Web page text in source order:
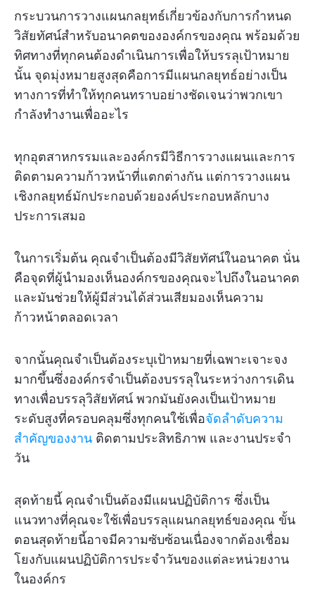
กระบวนการวางแผนกลยุทธ์เกี่ยวข้องกับการกำหนด
วิสัยทัศน์สำหรับอนาคตขององค์กรของคุณ พร้อมด้วย
ทิศทางที่ทุกคนต้องดำเนินการเพื่อให้บรรลุเป้าหมาย
นั้น จุดมุ่งหมายสูงสุดคือการมีแผนกลยุทธ์อย่างเป็น
ทางการที่ทำให้ทุกคนทราบอย่างชัดเจนว่าพวกเขา
กำลังทำงานเพื่ออะไร
ทุกอุตสาหกรรมและองค์กรมีวิธีการวางแผนและการ
ติดตามความก้าวหน้าที่แตกต่างกัน แต่การวางแผน
เชิงกลยุทธ์มักประกอบด้วยองค์ประกอบหลักบาง
ประการเสมอ
ในการเริ่มต้น คุณจำเป็นต้องมีวิสัยทัศน์ในอนาคต นั่น
คือจุดที่ผู้นำมองเห็นองค์กรของคุณจะไปถึงในอนาคต
และมันช่วยให้ผู้มีส่วนได้ส่วนเสียมองเห็นความ
ก้าวหน้าตลอดเวลา
จากนั้นคุณจำเป็นต้องระบุเป้าหมายที่เฉพาะเจาะจง
มากขึ้นซึ่งองค์กรจำเป็นต้องบรรลุในระหว่างการเดิน
ทางเพื่อบรรลุวิสัยทัศน์ พวกมันยังคงเป็นเป้าหมาย
ระดับสูงที่ครอบคลุมซึ่งทุกคนใช้เพื่อจัดลำดับความ
สำคัญของงาน ติดตามประสิทธิภาพ และงานประจำ
วัน
สุดท้ายนี้ คุณจำเป็นต้องมีแผนปฏิบัติการ ซึ่งเป็น
แนวทางที่คุณจะใช้เพื่อบรรลุแผนกลยุทธ์ของคุณ ขั้น
ตอนสุดท้ายนี้อาจมีความซับซ้อนเนื่องจากต้องเชื่อม
โยงกับแผนปฏิบัติการประจำวันของแต่ละหน่วยงาน
ในองค์กร